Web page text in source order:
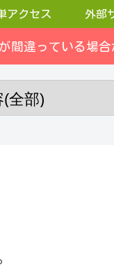
アクセス 外部
間違っている場